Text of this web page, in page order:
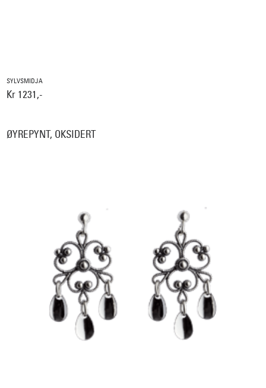
SYLVSMIDJA
Kr 1231,-
ØYREPYNT, OKSIDERT